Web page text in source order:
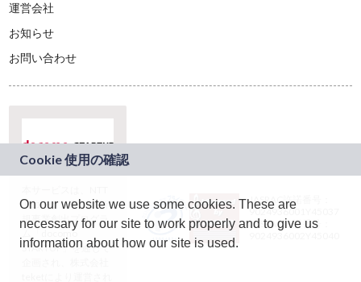
運営会社
お知らせ
お問い合わせ
ドコモグループの新
規事業創出プログラ
ム「docomo
STARTUP」を通じて
JASRAC許諾番号：
9024936001Y45037
JASRAC許諾番号：
On our website we use some cookies. These are
necessary for our site to work properly and to give us
information about how our site is used.